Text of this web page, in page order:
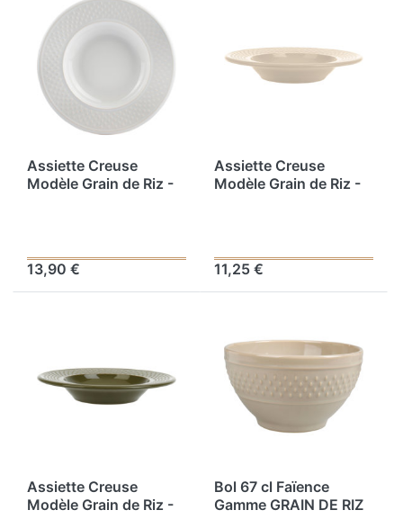
Assiette Creuse
Modèle Grain de Riz -
13,90 €
Assiette Creuse
Modèle Grain de Riz -
11,25 €
Assiette Creuse
Modèle Grain de Riz -
Bol 67 cl Faïence
Gamme GRAIN DE RIZ